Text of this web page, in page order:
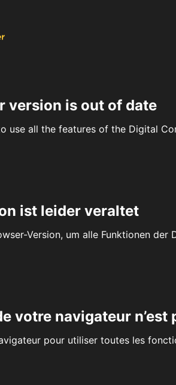
version is out of date
use all the features of the Digital
ist leider veraltet
Version, um alle Funktionen
votre navigateur n’est
pour utiliser toutes les